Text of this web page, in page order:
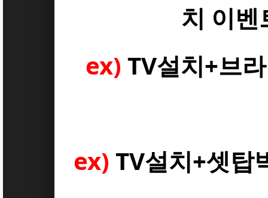
치 이벤
ex) TV설치+브
ex) TV설치+셋탑